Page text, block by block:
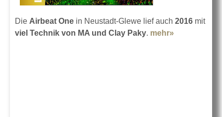
Die Airbeat One in Neustadt-Glewe lief auch 2016 mit
viel Technik von MA und Clay Paky. mehr»